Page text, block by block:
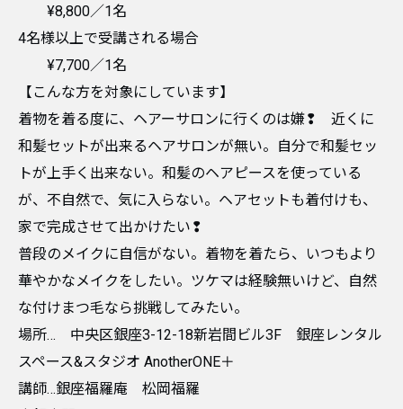
¥8,800／1名
4名様以上で受講される場合
¥7,700／1名
【こんな方を対象にしています】
着物を着る度に、ヘアーサロンに行くのは嫌❢ 近くに
和髪セットが出来るヘアサロンが無い。自分で和髪セッ
トが上手く出来ない。和髪のヘアピースを使っている
が、不自然で、気に入らない。ヘアセットも着付けも、
家で完成させて出かけたい❢
普段のメイクに自信がない。着物を着たら、いつもより
華やかなメイクをしたい。ツケマは経験無いけど、自然
な付けまつ毛なら挑戦してみたい。
場所… 中央区銀座3-12-18新岩間ビル3F 銀座レンタル
スペース&スタジオ AnotherONE＋
講師…銀座福羅庵 松岡福羅